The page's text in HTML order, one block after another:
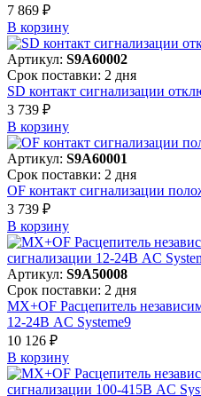
7 869 ₽
В корзинy
Артикул: S9A60002
Срок поставки: 2 дня
SD контакт сигнализации
3 739 ₽
В корзинy
Артикул: S9A60001
Срок поставки: 2 дня
OF контакт сигнализации
3 739 ₽
В корзинy
Артикул: S9A50008
Срок поставки: 2 дня
MX+OF Расцепитель
12-24В AC Systeme9
10 126 ₽
В корзинy